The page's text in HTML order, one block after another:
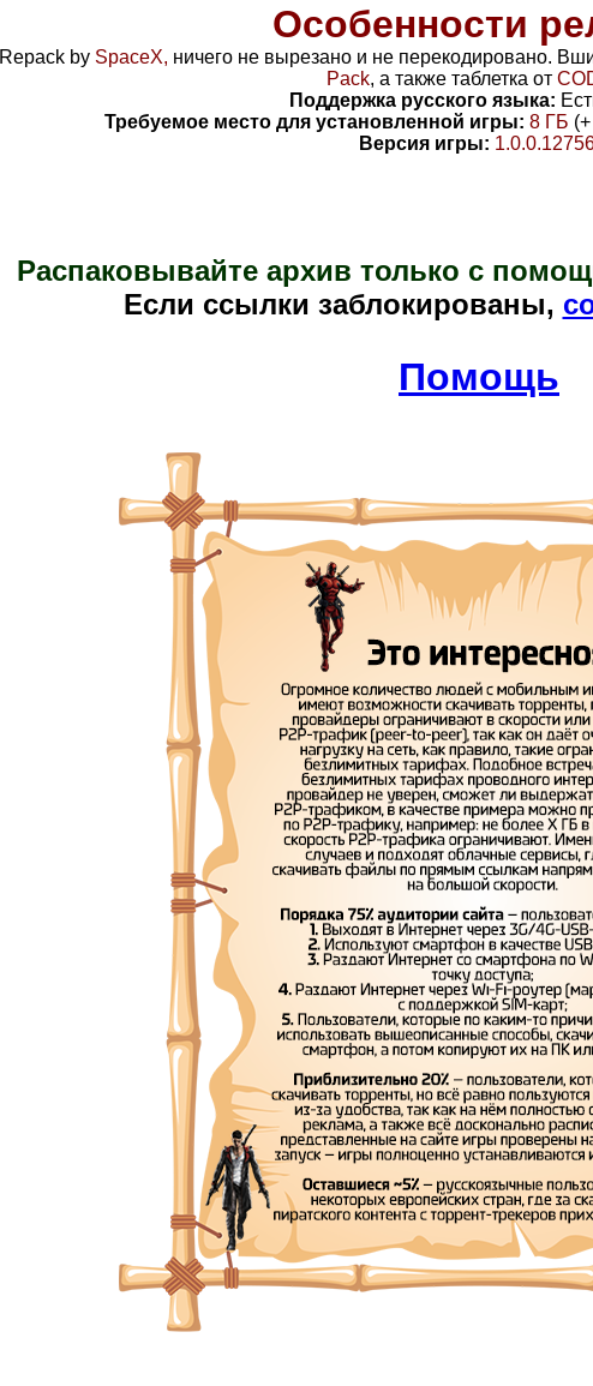
Особенности
Repack by SpaceX, ничего не вырезано и не перекодировано.
Pack, а также таблетка от
Поддержка русского языка:
Требуемое место для установленной игры: 8 ГБ (+
Версия игры:
Распаковывайте архив только с
Если ссылки заблокированы,
Помощь